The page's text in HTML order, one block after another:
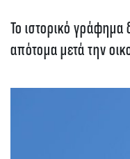
Το ιστορικό
απότομα μετά την